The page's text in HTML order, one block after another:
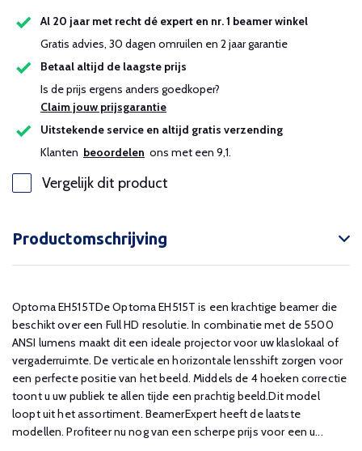
Al 20 jaar met recht dé expert en nr. 1 beamer winkel
Gratis advies, 30 dagen omruilen en 2 jaar garantie
Betaal altijd de laagste prijs
Is de prijs ergens anders goedkoper?
Claim jouw prijsgarantie
Uitstekende service en altijd gratis verzending
Klanten beoordelen ons met een 9,1.
Vergelijk dit product
Productomschrijving
Optoma EH515TDe Optoma EH515T is een krachtige beamer die
beschikt over een Full HD resolutie. In combinatie met de 5500
ANSI lumens maakt dit een ideale projector voor uw klaslokaal of
vergaderruimte. De verticale en horizontale lensshift zorgen voor
een perfecte positie van het beeld. Middels de 4 hoeken correctie
toont u uw publiek te allen tijde een prachtig beeld.Dit model
loopt uit het assortiment. BeamerExpert heeft de laatste
modellen. Profiteer nu nog van een scherpe prijs voor een u...